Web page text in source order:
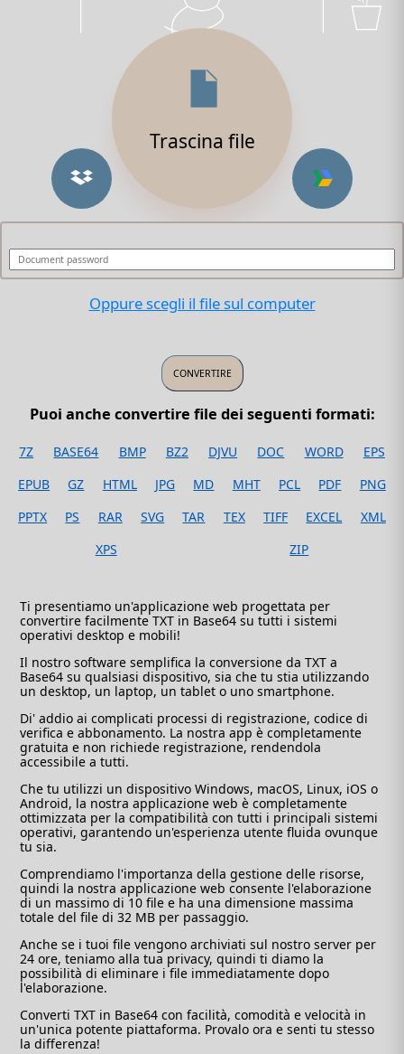
Trascina file
Oppure scegli il file sul computer
Puoi anche convertire file dei seguenti formati:
7Z BASE64 BMP BZ2 DJVU DOC WORD
EPS
EPUB
GZ HTML JPG MD MHT PCL PDF
PNG
PPTX
PS RAR SVG TAR TEX TIFF EXCEL
XML
XPS
ZIP
Ti presentiamo un'applicazione web progettata per
convertire facilmente TXT in Base64 su tutti i sistemi
operativi desktop e mobili!
Il nostro software semplifica la conversione da TXT a
Base64 su qualsiasi dispositivo, sia che tu stia utilizzando
un desktop, un laptop, un tablet o uno smartphone.
Di' addio ai complicati processi di registrazione, codice di
verifica e abbonamento. La nostra app è completamente
gratuita e non richiede registrazione, rendendola
accessibile a tutti.
Che tu utilizzi un dispositivo Windows, macOS, Linux, iOS o
Android, la nostra applicazione web è completamente
ottimizzata per la compatibilità con tutti i principali sistemi
operativi, garantendo un'esperienza utente fluida ovunque
tu sia.
Comprendiamo l'importanza della gestione delle risorse,
quindi la nostra applicazione web consente l'elaborazione
di un massimo di 10 file e ha una dimensione massima
totale del file di 32 MB per passaggio.
Anche se i tuoi file vengono archiviati sul nostro server per
24 ore, teniamo alla tua privacy, quindi ti diamo la
possibilità di eliminare i file immediatamente dopo
l'elaborazione.
Converti TXT in Base64 con facilità, comodità e velocità in
un'unica potente piattaforma. Provalo ora e senti tu stesso
la differenza!